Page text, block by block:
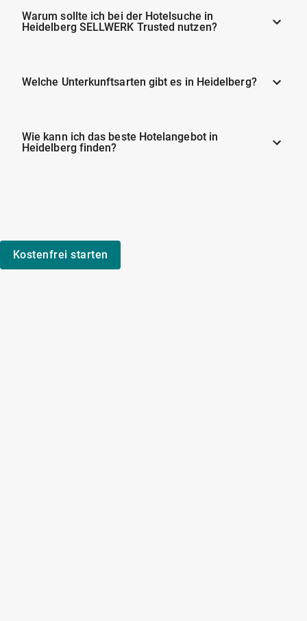
Warum sollte ich bei der Hotelsuche in
Heidelberg SELLWERK Trusted nutzen?
Welche Unterkunftsarten gibt es in Heidelberg?
Wie kann ich das beste Hotelangebot in
Heidelberg finden?
Kostenfrei starten